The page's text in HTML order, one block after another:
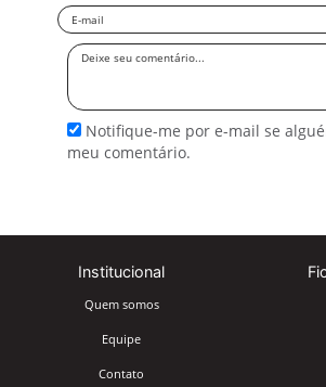
Email
Deixe
Notifique-me por e-mail se
meu comentário.
Institucional
Quem somos
Equipe
Contato